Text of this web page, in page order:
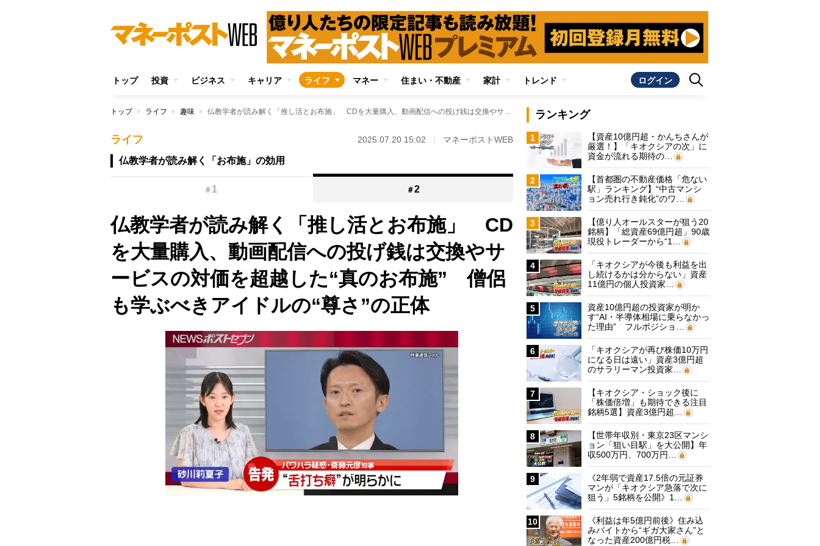
トップ 投資 ビジネス キャリア ライフ マネー 住まい・不動産 家計 トレンド ログイン
トップ ライフ 趣味 仏教学者が読み解く「推し活とお布施」 CDを大量購入、動画配信への投げ銭は交換やサービスの対価を超越した“真のお布施” 僧侶も学ぶべきアイドルの“尊さ”の正体
ライフ 2025.07.20 15:02 マネーポストWEB
仏教学者が読み解く「お布施」の効用
＃ 1 ＃2
仏教学者が読み解く「推し活とお布施」 CD
を大量購入、動画配信への投げ銭は交換やサ
ービスの対価を超越した“真のお布施” 僧侶
も学ぶべきアイドルの“尊さ”の正体
ランキング
1
【資産10億円超・かんちさんが
厳選！】「キオクシアの次」に
資金が流れる期待の…
2
【首都圏の不動産価格「危ない
駅」ランキング】“中古マンシ
ョン売れ行き鈍化”のワ…
3
【億り人オールスターが狙う20
銘柄】「総資産69億円超」90歳
現役トレーダーから“1…
4
「キオクシアが今後も利益を出
し続けるかは分からない」資産
11億円の個人投資家…
5
資産10億円超の投資家が明か
す“AI・半導体相場に乗らなかっ
た理由” フルポジショ…
6
「キオクシアが再び株価10万円
になる日は遠い」資産3億円超
のサラリーマン投資家…
7
【キオクシア・ショック後に
「株価倍増」も期待できる注目
銘柄5選】資産3億円超…
8
【世帯年収別・東京23区マンシ
ョン「狙い目駅」を大公開】年
収500万円、700万円…
9
《2年弱で資産17.5倍の元証券
マンが「キオクシア急落で次に
狙う」5銘柄を公開》1…
10
《利益は年5億円前後》住み込
みバイトから“ギガ大家さん”と
なった資産200億円税…